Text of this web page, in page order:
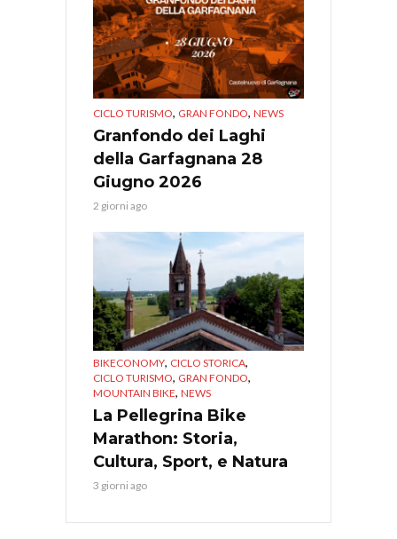
CICLO TURISMO, GRAN FONDO, NEWS
Granfondo dei Laghi
della Garfagnana 28
Giugno 2026
2 giorni ago
BIKECONOMY, CICLO STORICA,
CICLO TURISMO, GRAN FONDO,
MOUNTAIN BIKE, NEWS
La Pellegrina Bike
Marathon: Storia,
Cultura, Sport, e Natura
3 giorni ago